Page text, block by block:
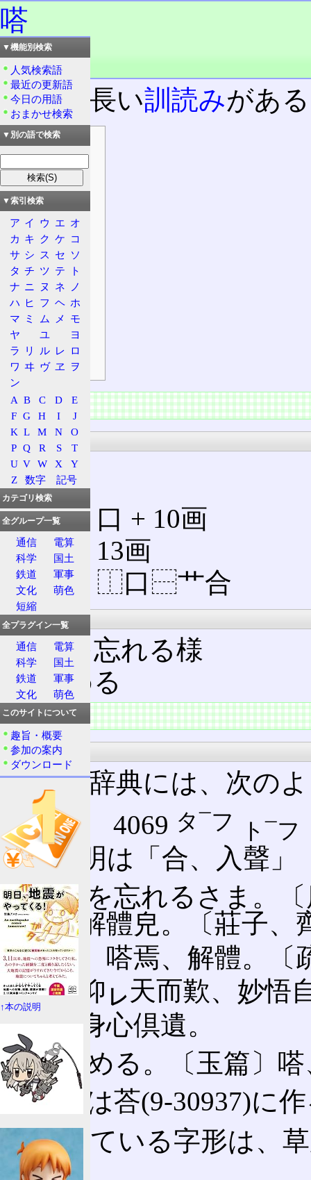
嗒
読み：とう
品詞：慣用単漢字
時に、長い訓読みがあ
目次
情報
漢字
意義
概要
大漢和辞典
康熙字典
補足
日本語
発音
熟語
補足
符号
情報
漢字
部首: 口 + 10画
総画: 13画
解字: ⿰口⿱艹合
意義
我を忘れる様
舐める
概要
大漢和辞典
大漢和辞典には、次の
【嗒】 4069 タ¯フ ト¯フ
の説明は「合、入聲」
㊀ 我を忘れるさま。
嗒、解體皃。〔莊子、
〔注〕嗒焉、解體。〔
想、仰 ㆑天而歎、妙悟
體、身心倶遺。
㊁ なめる。〔玉篇〕
㊂ 或は荅(9-30937)に
使われている字形は、
▼機能別検索
人気検索語
最近の更新語
今日の用語
おまかせ検索
▼別の語で検索
▼索引検索
ア イ ウ エ オ
カ キ ク ケ コ
サ シ ス セ ソ
タ チ ツ テ
ト
ナ ニ ヌ ネ
ノ
ハ ヒ フ ヘ ホ
マ ミ ム メ
モ
ヤ
ユ
ヨ
ラ
リ ル レ ロ
ワ ヰ ヴ ヱ
ヲ
ン
A B C D
E
F G H I
J
K L M N
O
P Q R S
T
U V W X
Y
Z
数字 記号
カテゴリ検索
全グループ一覧
通信
電算
科学
国土
鉄道
軍事
文化
萌色
短縮
全プラグイン一覧
通信
電算
科学
国土
鉄道
軍事
文化
萌色
このサイトについて
趣旨・概要
参加の案内
ダウンロード
↑本の説明